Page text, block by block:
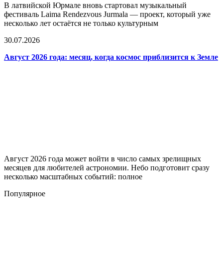
В латвийской Юрмале вновь стартовал музыкальный
фестиваль Laima Rendezvous Jurmala — проект, который уже
несколько лет остаётся не только культурным
30.07.2026
Август 2026 года: месяц, когда космос приблизится к Земле
Август 2026 года может войти в число самых зрелищных
месяцев для любителей астрономии. Небо подготовит сразу
несколько масштабных событий: полное
Популярное